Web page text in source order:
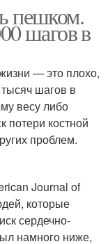
пешком.
шагов в
— это плохо,
шагов в
весу либо
потери костной
проблем.
Journal of
которые
сердечно-
намного ниже,